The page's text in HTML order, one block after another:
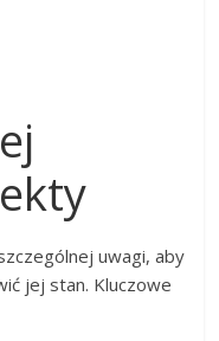
uwagi, aby
jej stan. Kluczowe